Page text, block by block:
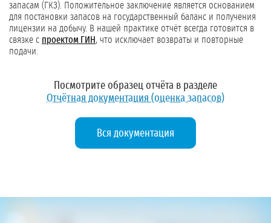
запасам (ГКЗ). Положительное заключение является основанием
для постановки запасов на государственный баланс и получения
лицензии на добычу. В нашей практике отчёт всегда готовится в
связке с проектом ГИН, что исключает возвраты и повторные
подачи.
Посмотрите образец отчёта в разделе
Отчётная документация (оценка запасов)
Вся документация